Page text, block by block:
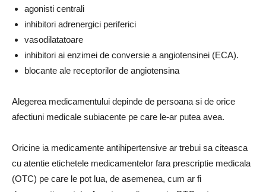
agonisti centrali
inhibitori adrenergici periferici
vasodilatatoare
inhibitori ai enzimei de conversie a angiotensinei (ECA).
blocante ale receptorilor de angiotensina
Alegerea medicamentului depinde de persoana si de orice
afectiuni medicale subiacente pe care le-ar putea avea.
Oricine ia medicamente antihipertensive ar trebui sa citeasca
cu atentie etichetele medicamentelor fara prescriptie medicala
(OTC) pe care le pot lua, de asemenea, cum ar fi